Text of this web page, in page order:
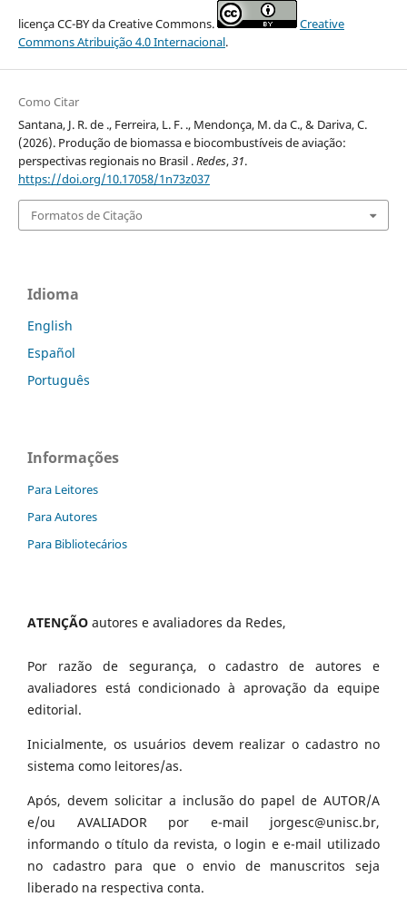
licença CC-BY da Creative Commons.
Creative
Commons Atribuição 4.0 Internacional.
Como Citar
Santana, J. R. de ., Ferreira, L. F. ., Mendonça, M. da C., & Dariva, C.
(2026). Produção de biomassa e biocombustíveis de aviação:
perspectivas regionais no Brasil .Redes,31.
https://doi.org/10.17058/1n73z037
Formatos de Citação
Idioma
English
Español
Português
Informações
Para Leitores
Para Autores
Para Bibliotecários
ATENÇÃO autores e avaliadores da Redes,
Por razão de segurança, o cadastro de autores e
avaliadores está condicionado à aprovação da equipe
editorial.
Inicialmente, os usuários devem realizar o cadastro no
sistema como leitores/as.
Após, devem solicitar a inclusão do papel de AUTOR/A
e/ou AVALIADOR por e-mail jorgesc@unisc.br,
informando o título da revista, o login e e-mail utilizado
no cadastro para que o envio de manuscritos seja
liberado na respectiva conta.